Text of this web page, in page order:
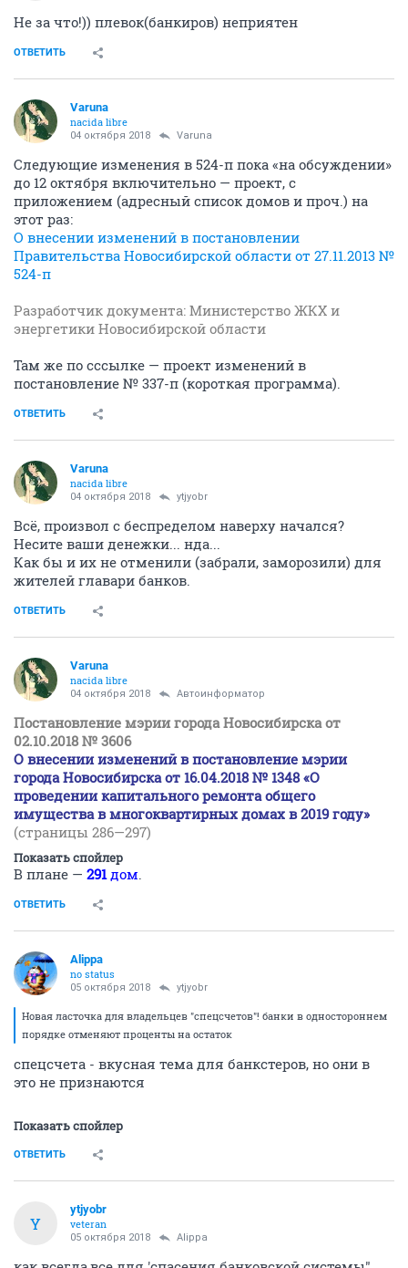
Не за что!)) плевок(банкиров) неприятен
ОТВЕТИТЬ
Varuna
nacida libre
04 октября 2018 Varuna
Следующие изменения в 524-п пока «на обсуждении»
до 12 октября включительно — проект, с
приложением (адресный список домов и проч.) на
этот раз:
О внесении изменений в постановлении
Правительства Новосибирской области от 27.11.2013 №
524-п
Разработчик документа: Министерство ЖКХ и
энергетики Новосибирской области
Там же по сссылке — проект изменений в
постановление № 337-п (короткая программа).
ОТВЕТИТЬ
Varuna
nacida libre
04 октября 2018 ytjyobr
Всё, произвол с беспределом наверху начался?
Несите ваши денежки... нда...
Как бы и их не отменили (забрали, заморозили) для
жителей главари банков.
ОТВЕТИТЬ
Varuna
nacida libre
04 октября 2018 Автоинформатор
Постановление мэрии города Новосибирска от
02.10.2018 № 3606
О внесении изменений в постановление мэрии
города Новосибирска от 16.04.2018 № 1348 «О
проведении капитального ремонта общего
имущества в многоквартирных домах в 2019 году»
(страницы 286—297)
Показать спойлер
В плане — 291дом.
ОТВЕТИТЬ
Alippa
no status
05 октября 2018 ytjyobr
Новая ласточка для владельцев "спецсчетов"! банки в одностороннем
порядке отменяют проценты на остаток
спецсчета - вкусная тема для банкстеров, но они в
это не признаются
Показать спойлер
ОТВЕТИТЬ
Y
ytjyobr
veteran
05 октября 2018 Alippa